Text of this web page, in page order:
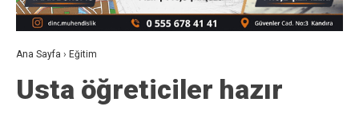
Ana Sayfa › Eğitim
Usta öğreticiler hazır